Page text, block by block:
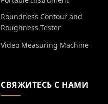
Roundness Contour and
Roughness Tester
Video Measuring Machine
СВЯЖИТЕСЬ С НАМИ